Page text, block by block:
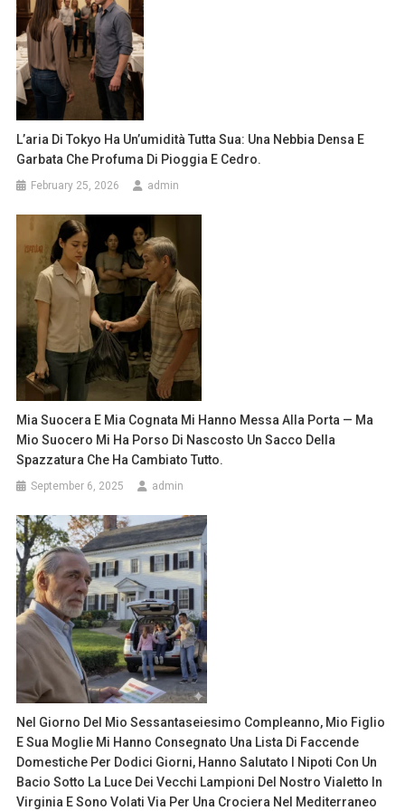
L’aria Di Tokyo Ha Un’umidità Tutta Sua: Una Nebbia Densa E
Garbata Che Profuma Di Pioggia E Cedro.
February 25, 2026 admin
Mia Suocera E Mia Cognata Mi Hanno Messa Alla Porta — Ma
Mio Suocero Mi Ha Porso Di Nascosto Un Sacco Della
Spazzatura Che Ha Cambiato Tutto.
September 6, 2025 admin
Nel Giorno Del Mio Sessantaseiesimo Compleanno, Mio Figlio
E Sua Moglie Mi Hanno Consegnato Una Lista Di Faccende
Domestiche Per Dodici Giorni, Hanno Salutato I Nipoti Con Un
Bacio Sotto La Luce Dei Vecchi Lampioni Del Nostro Vialetto In
Virginia E Sono Volati Via Per Una Crociera Nel Mediterraneo